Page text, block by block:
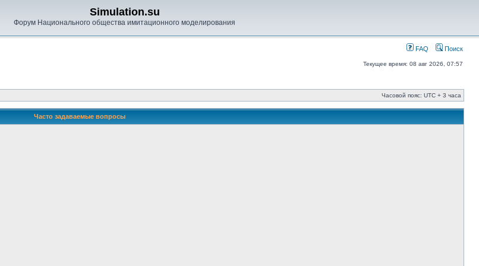
Simulation.su
Форум Национального общества имитационного моделирования
FAQ Поиск
Текущее время: 08 авг 2026, 07:57
Часовой пояс: UTC + 3 часа
Часто задаваемые вопросы